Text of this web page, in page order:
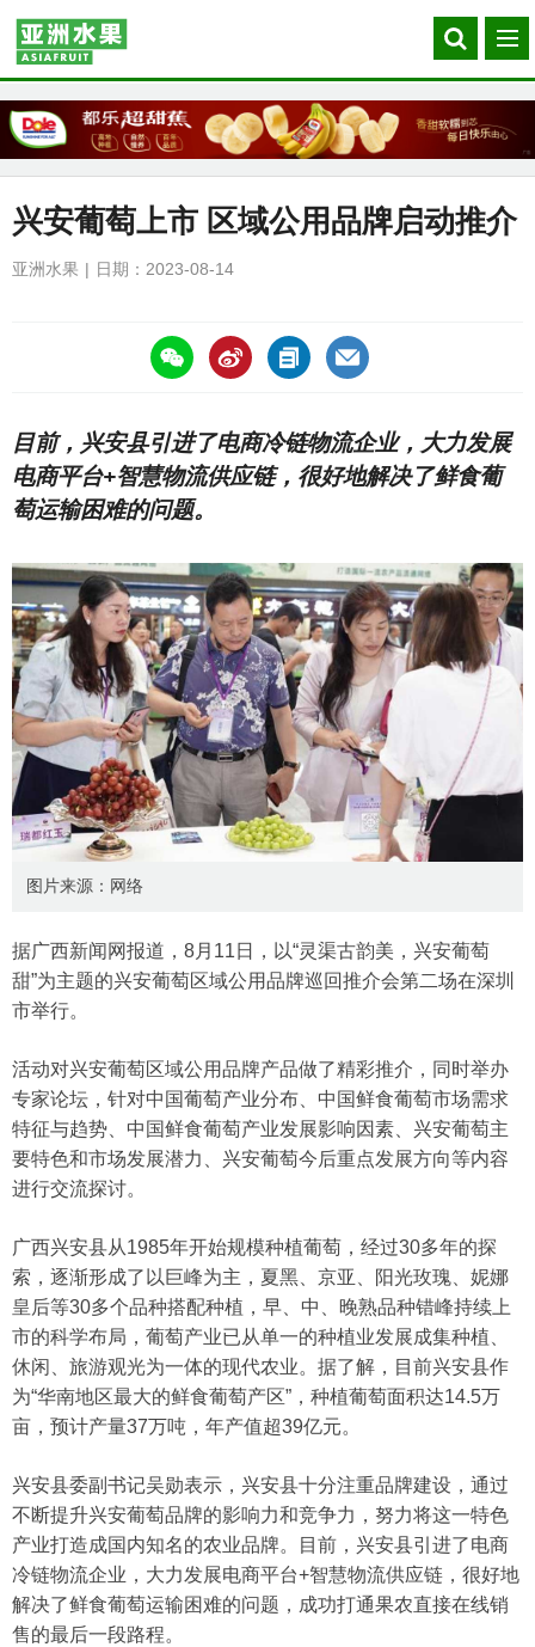
Search
our
菜
单
兴安葡萄上市 区域公用品牌启动推介
亚洲水果 日期：2023-08-14
https://asiafruitchina.net/25876.html
目前，兴安县引进了电商冷链物流企业，大力发展
电商平台+智慧物流供应链，很好地解决了鲜食葡
萄运输困难的问题。
图片来源：网络
据广西新闻网报道，8月11日，以“灵渠古韵美，兴安葡萄
甜”为主题的兴安葡萄区域公用品牌巡回推介会第二场在深圳
市举行。
活动对兴安葡萄区域公用品牌产品做了精彩推介，同时举办
专家论坛，针对中国葡萄产业分布、中国鲜食葡萄市场需求
特征与趋势、中国鲜食葡萄产业发展影响因素、兴安葡萄主
要特色和市场发展潜力、兴安葡萄今后重点发展方向等内容
进行交流探讨。
广西兴安县从1985年开始规模种植葡萄，经过30多年的探
索，逐渐形成了以巨峰为主，夏黑、京亚、阳光玫瑰、妮娜
皇后等30多个品种搭配种植，早、中、晚熟品种错峰持续上
市的科学布局，葡萄产业已从单一的种植业发展成集种植、
休闲、旅游观光为一体的现代农业。据了解，目前兴安县作
为“华南地区最大的鲜食葡萄产区”，种植葡萄面积达14.5万
亩，预计产量37万吨，年产值超39亿元。
兴安县委副书记吴勋表示，兴安县十分注重品牌建设，通过
不断提升兴安葡萄品牌的影响力和竞争力，努力将这一特色
产业打造成国内知名的农业品牌。目前，兴安县引进了电商
冷链物流企业，大力发展电商平台+智慧物流供应链，很好地
解决了鲜食葡萄运输困难的问题，成功打通果农直接在线销
售的最后一段路程。